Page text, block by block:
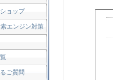
ョップ
エンジン対策
ご質問